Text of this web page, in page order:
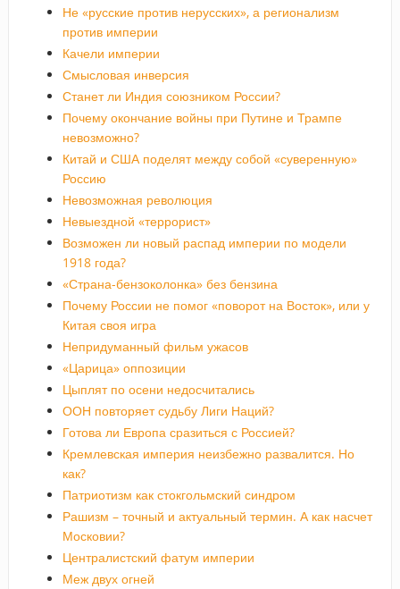
Не «русские против нерусских», а регионализм
против империи
Качели империи
Смысловая инверсия
Станет ли Индия союзником России?
Почему окончание войны при Путине и Трампе
невозможно?
Китай и США поделят между собой «суверенную»
Россию
Невозможная революция
Невыездной «террорист»
Возможен ли новый распад империи по модели
1918 года?
«Страна-бензоколонка» без бензина
Почему России не помог «поворот на Восток», или у
Китая своя игра
Непридуманный фильм ужасов
«Царица» оппозиции
Цыплят по осени недосчитались
ООН повторяет судьбу Лиги Наций?
Готова ли Европа сразиться с Россией?
Кремлевская империя неизбежно развалится. Но
как?
Патриотизм как стокгольмский синдром
Рашизм – точный и актуальный термин. А как насчет
Московии?
Централистский фатум империи
Меж двух огней